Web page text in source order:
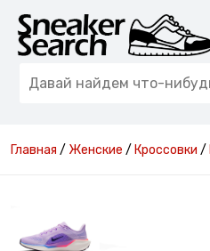
Главная / Женские / Кроссовки /